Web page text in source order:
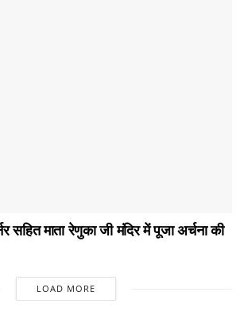
सहित माता रेणुका जी मंदिर में पूजा अर्चना की
LOAD MORE